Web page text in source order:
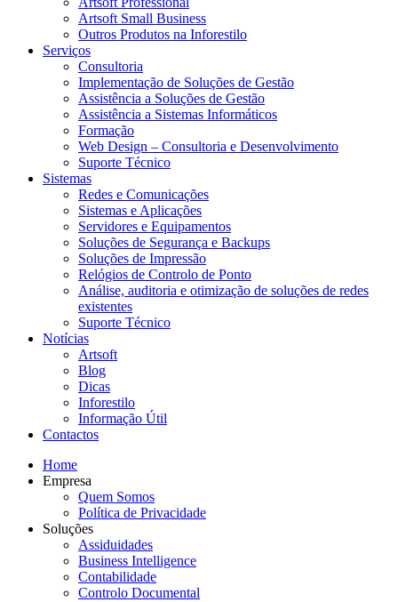
Artsoft Small Business
Outros Produtos na Inforestilo
Serviços
Consultoria
Implementação de Soluções de Gestão
Assistência a Soluções de Gestão
Assistência a Sistemas Informáticos
Formação
Web Design – Consultoria e Desenvolvimento
Suporte Técnico
Sistemas
Redes e Comunicações
Sistemas e Aplicações
Servidores e Equipamentos
Soluções de Segurança e Backups
Soluções de Impressão
Relógios de Controlo de Ponto
Análise, auditoria e otimização de soluções de redes
existentes
Suporte Técnico
Notícias
Artsoft
Blog
Dicas
Inforestilo
Informação Útil
Contactos
Home
Empresa
Quem Somos
Política de Privacidade
Soluções
Assiduidades
Business Intelligence
Contabilidade
Controlo Documental